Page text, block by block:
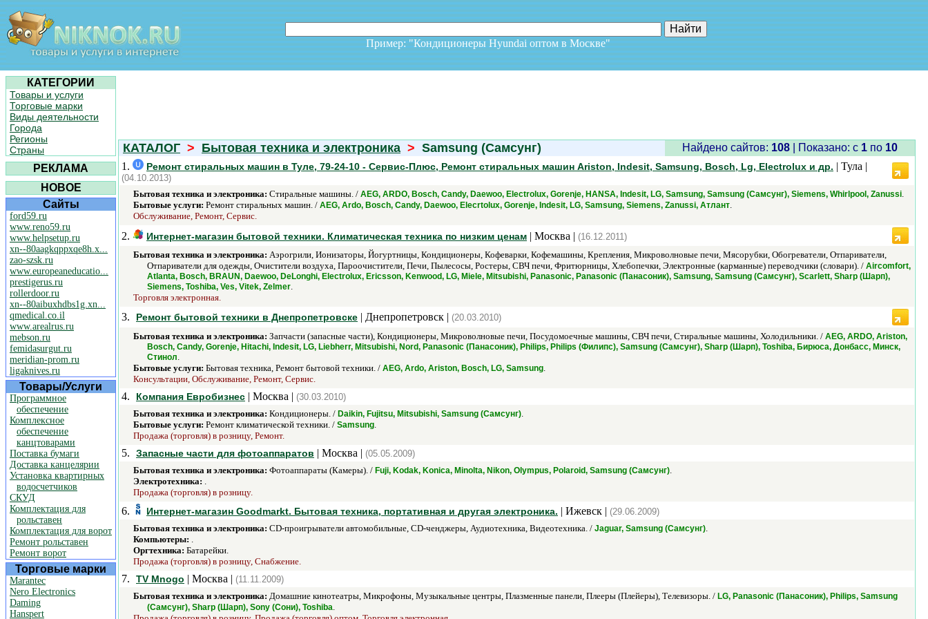
Пример: "Кондиционеры Hyundai оптом в Москве"
КАТЕГОРИИ
Товары и услуги
Торговые марки
Виды деятельности
Города
Регионы
Страны
РЕКЛАМА
НОВОЕ
Сайты
ford59.ru
www.reno59.ru
www.helpsetup.ru
xn--80aagkqppxqe8h.x...
zao-szsk.ru
www.europeaneducatio...
prestigerus.ru
rollerdoor.ru
xn--80aibuxhdbs1g.xn...
qmedical.co.il
www.arealrus.ru
mebson.ru
femidasurgut.ru
meridian-prom.ru
ligaknives.ru
Товары/Услуги
Программное
обеспечение
Комплексное
обеспечение
канцтоварами
Поставка бумаги
Доставка канцелярии
Установка квартирных
водосчетчиков
СКУД
Комплектация для
рольставен
Комплектация для ворот
Ремонт рольставен
Ремонт ворот
Торговые марки
Marantec
Nero Electronics
Daming
Hanspert
КАТАЛОГ > Бытовая техника и электроника > Samsung (Самсунг) Найдено сайтов: 108 | Показано: c 1 по 10
1.
Ремонт стиральных машин в Туле, 79-24-10 - Сервис-Плюс, Ремонт стиральных машин Ariston, Indesit, Samsung, Bosch, Lg, Electrolux и др. | Тула |
(04.10.2013)
Бытовая техника и электроника: Стиральные машины. / AEG, ARDO, Bosch, Candy, Daewoo, Electrolux, Gorenje, HANSA, Indesit, LG, Samsung, Samsung (Самсунг), Siemens, Whirlpool, Zanussi.
Бытовые услуги: Ремонт стиральных машин. / AEG, Ardo, Bosch, Candy, Daewoo, Elecrtolux, Gorenje, Indesit, LG, Samsung, Siemens, Zanussi, Атлант.
Обслуживание, Ремонт, Сервис.
2. Интернет-магазин бытовой техники. Климатическая техника по низким ценам | Москва | (16.12.2011)
Бытовая техника и электроника: Аэрогрили, Ионизаторы, Йогуртницы, Кондиционеры, Кофеварки, Кофемашины, Крепления, Микроволновые печи, Мясорубки, Обогреватели, Отпариватели,
Отпариватели для одежды, Очистители воздуха, Пароочистители, Печи, Пылесосы, Ростеры, СВЧ печи, Фритюрницы, Хлебопечки, Электронные (карманные) переводчики (словари). / Aircomfort,
Atlanta, Bosch, BRAUN, Daewoo, DeLonghi, Electrolux, Ericsson, Kenwood, LG, Miele, Mitsubishi, Panasonic, Panasonic (Панасоник), Samsung, Samsung (Самсунг), Scarlett, Sharp (Шарп),
Siemens, Toshiba, Ves, Vitek, Zelmer.
Торговля электронная.
3. Ремонт бытовой техники в Днепропетровске | Днепропетровск | (20.03.2010)
Бытовая техника и электроника: Запчасти (запасные части), Кондиционеры, Микроволновые печи, Посудомоечные машины, СВЧ печи, Стиральные машины, Холодильники. / AEG, ARDO, Ariston,
Bosch, Candy, Gorenje, Hitachi, Indesit, LG, Liebherr, Mitsubishi, Nord, Panasonic (Панасоник), Philips, Philips (Филипс), Samsung (Самсунг), Sharp (Шарп), Toshiba, Бирюса, Донбасс, Минск,
Стинол.
Бытовые услуги: Бытовая техника, Ремонт бытовой техники. / AEG, Ardo, Ariston, Bosch, LG, Samsung.
Консультации, Обслуживание, Ремонт, Сервис.
4. Компания Евробизнес | Москва | (30.03.2010)
Бытовая техника и электроника: Кондиционеры. / Daikin, Fujitsu, Mitsubishi, Samsung (Самсунг).
Бытовые услуги: Ремонт климатической техники. / Samsung.
Продажа (торговля) в розницу, Ремонт.
5. Запасные части для фотоаппаратов | Москва | (05.05.2009)
Бытовая техника и электроника: Фотоаппараты (Камеры). / Fuji, Kodak, Konica, Minolta, Nikon, Olympus, Polaroid, Samsung (Самсунг).
Электротехника: .
Продажа (торговля) в розницу.
6. Интернет-магазин Goodmarkt. Бытовая техника, портативная и другая электроника. | Ижевск | (29.06.2009)
Бытовая техника и электроника: CD-проигрыватели автомобильные, CD-ченджеры, Аудиотехника, Видеотехника. / Jaguar, Samsung (Самсунг).
Компьютеры: .
Оргтехника: Батарейки.
Продажа (торговля) в розницу, Снабжение.
7. TV Mnogo | Москва | (11.11.2009)
Бытовая техника и электроника: Домашние кинотеатры, Микрофоны, Музыкальные центры, Плазменные панели, Плееры (Плейеры), Телевизоры. / LG, Panasonic (Панасоник), Philips, Samsung
(Самсунг), Sharp (Шарп), Sony (Сони), Toshiba.